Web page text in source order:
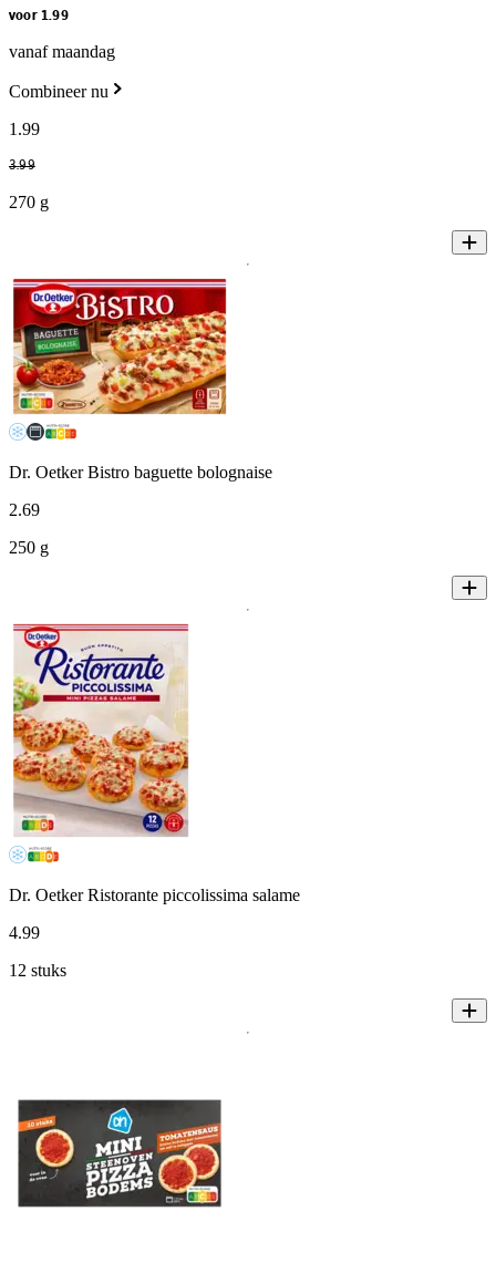
voor 1.99
vanaf maandag
Combineer nu
1 .99
3.99
270 g
Dr. Oetker Bistro baguette bolognaise
2.69
250 g
Dr. Oetker Ristorante piccolissima salame
4.99
12 stuks